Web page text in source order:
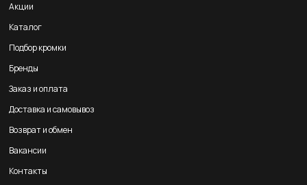
Акции
Каталог
Подбор кромки
Бренды
Заказ и оплата
Доставка и самовывоз
Возврат и обмен
Вакансии
Контакты